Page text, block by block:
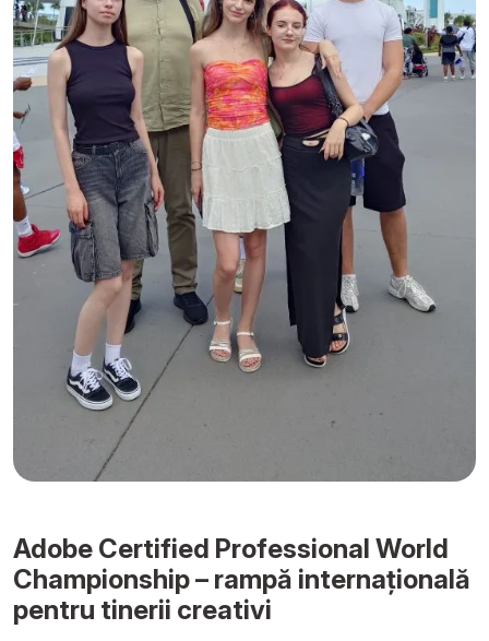
Adobe Certified Professional World
Championship – rampă internațională
pentru tinerii creativi